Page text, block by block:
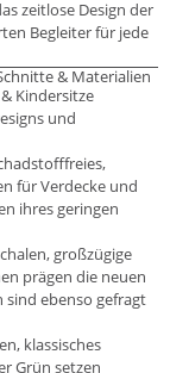
zeitlose Design der
Begleiter für jede
& Materialien
Kindersitze
und
für Verdecke und
ihres geringen
großzügige
prägen die neuen
sind ebenso gefragt
klassisches
Grün setzen